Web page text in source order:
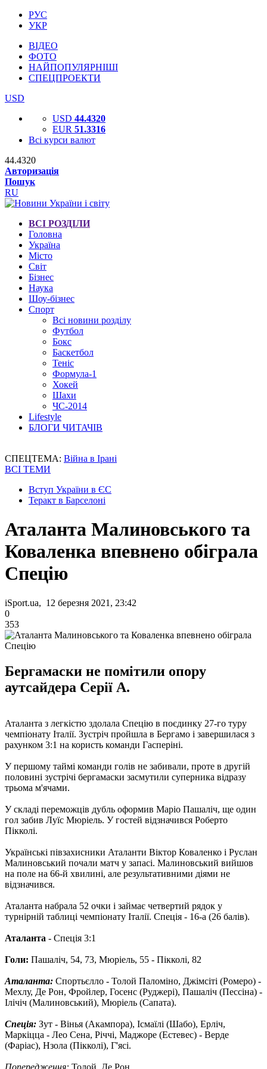
РУС
УКР
ВІДЕО
ФОТО
НАЙПОПУЛЯРНІШІ
СПЕЦПРОЕКТИ
USD
USD 44.4320
EUR 51.3316
Всі курси валют
44.4320
Авторизація
Пошук
RU
ВСІ РОЗДІЛИ
Головна
Україна
Місто
Світ
Бізнес
Наука
Шоу-бізнес
Спорт
Всі новини розділу
Футбол
Бокс
Баскетбол
Теніс
Формула-1
Хокей
Шахи
ЧС-2014
Lifestyle
БЛОГИ ЧИТАЧІВ
СПЕЦТЕМА: Війна в Ірані
ВСІ ТЕМИ
Вступ України в ЄС
Теракт в Барселоні
Аталанта Малиновського та
Коваленка впевнено обіграла
Спецію
iSport.ua, 12 березня 2021, 23:42
0
353
Бергамаски не помітили опору
аутсайдера Серії А.
Аталанта з легкістю здолала Спецію в поєдинку 27-го туру
чемпіонату Італії. Зустріч пройшла в Бергамо і завершилася з
рахунком 3:1 на користь команди Гасперіні.
У першому таймі команди голів не забивали, проте в другій
половині зустрічі бергамаски засмутили суперника відразу
трьома м'ячами.
У складі переможців дубль оформив Маріо Пашаліч, ще один
гол забив Луїс Мюріель. У гостей відзначився Роберто
Пікколі.
Українські півзахисники Аталанти Віктор Коваленко і Руслан
Малиновський почали матч у запасі. Малиновський вийшов
на поле на 66-й хвилині, але результативними діями не
відзначився.
Аталанта набрала 52 очки і займає четвертий рядок у
турнірній таблиці чемпіонату Італії. Спеція - 16-а (26 балів).
Аталанта - Спеція 3:1
Голи: Пашаліч, 54, 73, Мюріель, 55 - Пікколі, 82
Аталанта: Спортьєлло - Толой Паломіно, Джімсіті (Ромеро) -
Мехлу, Де Рон, Фройлер, Госенс ​​(Руджері), Пашаліч (Пессіна) -
Ілічіч (Малиновський), Мюріель (Сапата).
Спеція: Зут - Вінья (Акампора), Ісмаїлі (Шабо), Ерліч,
Маркіцца - Лео Сена, Річчі, Маджоре (Естевес) - Верде
(Фаріас), Нзола (Пікколі), Г'ясі.
Попередження: Толой, Де Рон.